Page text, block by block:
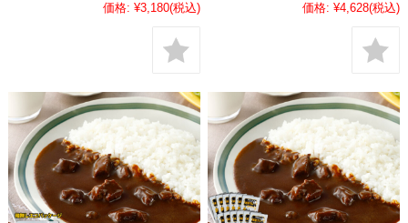
価格: ¥3,180(税込) 価格: ¥4,628(税込)